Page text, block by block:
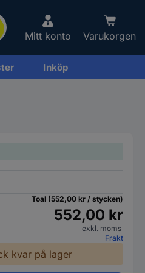
Mitt konto Varukorgen
Inköp
Toal (552,00 kr / stycken)
552,00 kr
exkl. moms
Frakt
kvar på lager